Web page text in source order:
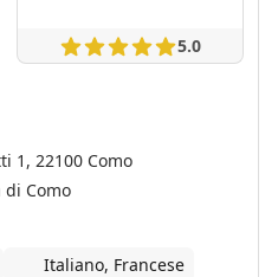
5.0
1, 22100 Como
Como
Italiano, Francese